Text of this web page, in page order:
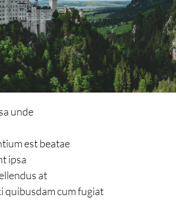
unde
est beatae
ipsa
at
quibusdam cum fugiat